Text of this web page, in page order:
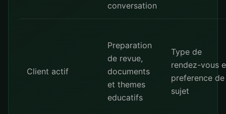
conversation
Client actif
Preparation
de revue,
documents
et themes
educatifs
Type de
rendez-vous
preference de
sujet